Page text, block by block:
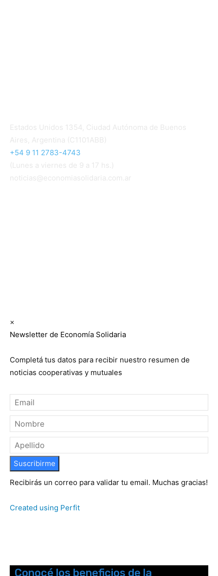
Estados Unidos 1354, Ciudad Autónoma de Buenos
Aires, Argentina (C1101ABB)
+54 9 11 2783-4743
(Lunes a viernes de 9 a 17 hs.)
noticias@economiasolidaria.com.ar
×
Newsletter de Economía Solidaria
Completá tus datos para recibir nuestro resumen de
noticias cooperativas y mutuales
Suscribirme
Recibirás un correo para validar tu email. Muchas gracias!
Created using Perfit
Conocé los beneficios de la